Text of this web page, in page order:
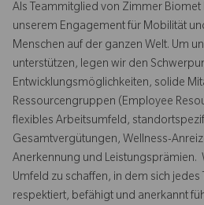
Als Teammitglied von Zimmer Biomet
unserem Engagement für Mobilität
Menschen auf der ganzen Welt. Um
unterstützen, legen wir den
Entwicklungsmöglichkeiten, solide
Ressourcengruppen (Employee
flexibles Arbeitsumfeld,
Gesamtvergütungen, Wellness-
Anerkennung und Leistungsprämien.
Umfeld zu schaffen, in dem sich
respektiert, befähigt und anerkannt